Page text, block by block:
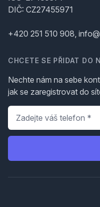
DIČ: CZ27455971
+420 251 510 908,
CHCETE SE PŘIDAT DO
Nechte nám na sebe
jak se zaregistrovat do
Telefon